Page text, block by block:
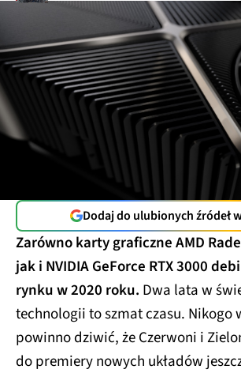
Dodaj do ulubionych źródeł
Zarówno karty graficzne AMD
jak i NVIDIA GeForce RTX 3000
rynku w 2020 roku. Dwa lata w
technologii to szmat czasu. Nikogo
powinno dziwić, że Czerwoni i
do premiery nowych układów